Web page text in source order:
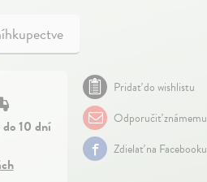
10 dní
Pridať do wishlistu
Odporučiť známemu
Zdielať na Facebooku